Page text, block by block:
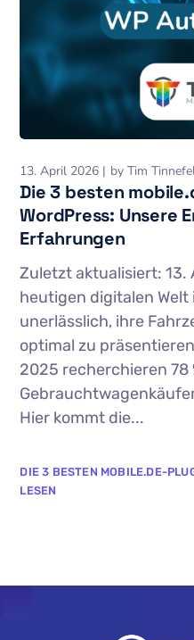
13. April 2026 byTim
Die 3 besten
WordPress: Unsere
Erfahrungen
Zuletzt aktualisiert: 13.
heutigen digitalen
unerlässlich, ihre
optimal zu
2025 recherchieren 78
Hier kommt die...
DIE 3 BESTEN MOBILE.DE-
LESEN